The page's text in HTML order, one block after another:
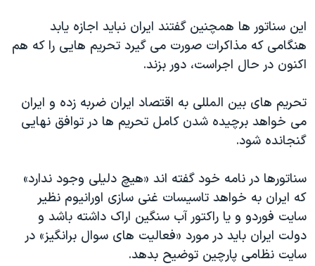
این سناتور ها همچنین گفتند ایران نباید اجازه یابد
هنگامی که مذاکرات صورت می گیرد تحریم هایی را که هم
اکنون در حال اجراست، دور بزند.
تحریم های بین المللی به اقتصاد ایران ضربه زده و ایران
می خواهد برچیده شدن کامل تحریم ها در توافق نهایی
گنجانده شود.
سناتورها در نامه خود گفته اند «هیچ دلیلی وجود ندارد»
که ایران به خواهد تاسیسات غنی سازی اورانیوم نظیر
سایت فوردو و یا راکتور آب سنگین اراک داشته باشد و
دولت ایران باید در مورد «فعالیت های سوال برانگیز» در
سایت نظامی پارچین توضیح بدهد.